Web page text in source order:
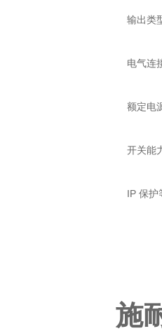
输出类
电气连
额定电
开关能
IP 保护
施